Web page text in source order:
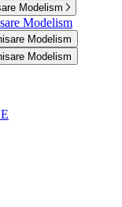
Modelism
Modelism
Modelism
Modelism